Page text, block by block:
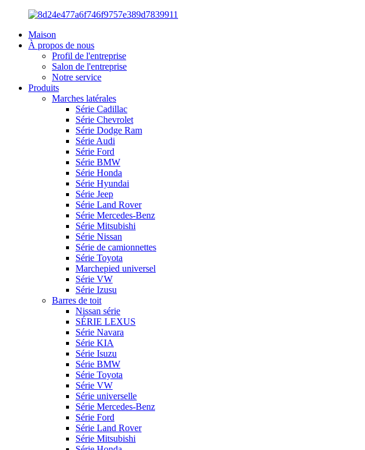
Maison
À propos de nous
Profil de l'entreprise
Salon de l'entreprise
Notre service
Produits
Marches latérales
Série Cadillac
Série Chevrolet
Série Dodge Ram
Série Audi
Série Ford
Série BMW
Série Honda
Série Hyundai
Série Jeep
Série Land Rover
Série Mercedes-Benz
Série Mitsubishi
Série Nissan
Série de camionnettes
Série Toyota
Marchepied universel
Série VW
Série Izusu
Barres de toit
Nissan série
SÉRIE LEXUS
Série Navara
Série KIA
Série Isuzu
Série BMW
Série Toyota
Série VW
Série universelle
Série Mercedes-Benz
Série Ford
Série Land Rover
Série Mitsubishi